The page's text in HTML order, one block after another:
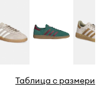
Таблица с размери